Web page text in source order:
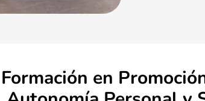
Formación en